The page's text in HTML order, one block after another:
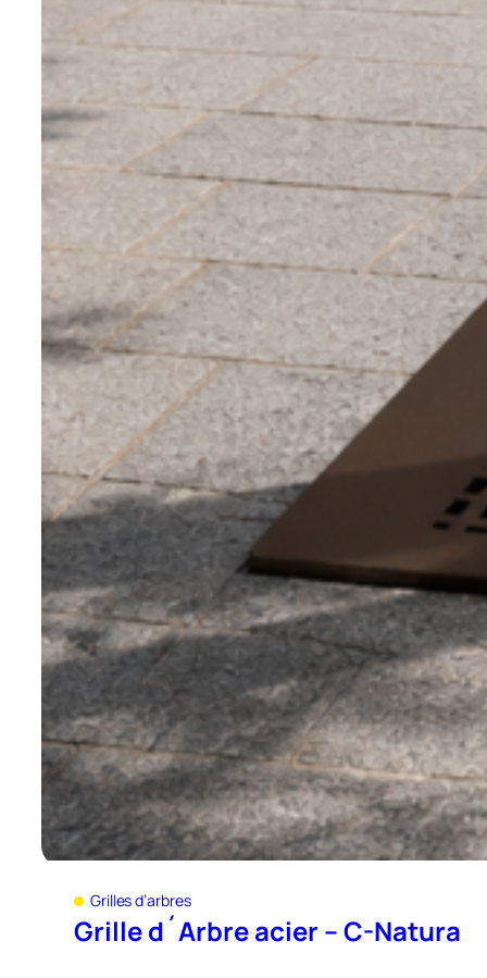
Grilles d’arbres
Grille d´Arbre acier – C-Natura